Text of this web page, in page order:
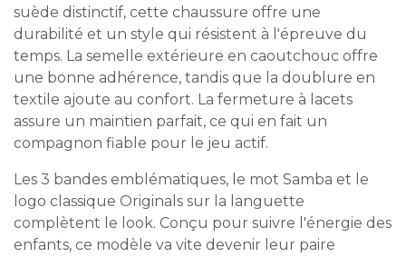
suède distinctif, cette chaussure offre une
durabilité et un style qui résistent à l'épreuve du
temps. La semelle extérieure en caoutchouc offre
une bonne adhérence, tandis que la doublure en
textile ajoute au confort. La fermeture à lacets
assure un maintien parfait, ce qui en fait un
compagnon fiable pour le jeu actif.
Les 3 bandes emblématiques, le mot Samba et le
logo classique Originals sur la languette
complètent le look. Conçu pour suivre l'énergie des
enfants, ce modèle va vite devenir leur paire